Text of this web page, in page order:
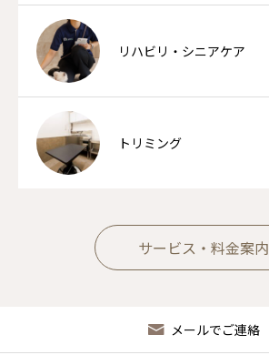
リハビリ・シニアケア
トリミング
サービス・料金案内
メールでご連絡